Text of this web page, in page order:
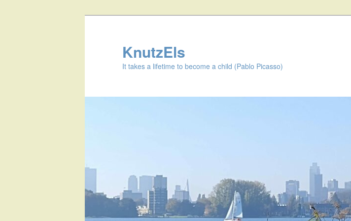
KnutzEls
It takes a lifetime to become a child (Pablo Picasso)